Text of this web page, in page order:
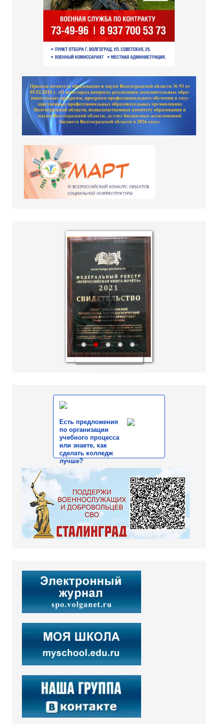
1 2 3 4 5
hislider.com
Есть предложения
по организации
учебного процесса
или знаете, как
сделать колледж
лучше?